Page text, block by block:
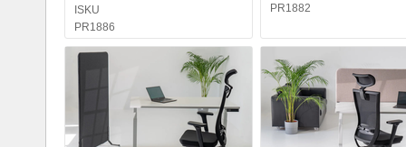
ISKU
PR1886
PR1882